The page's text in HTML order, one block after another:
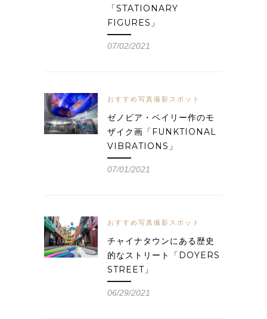
「STATIONARY
FIGURES」
07/02/2021
おすすめ写真撮影スポット
ゼノビア・ベイリー作のモ
ザイク画「FUNKTIONAL
VIBRATIONS」
07/01/2021
おすすめ写真撮影スポット
チャイナタウンにある歴史
的なストリート「DOYERS
STREET」
06/29/2021